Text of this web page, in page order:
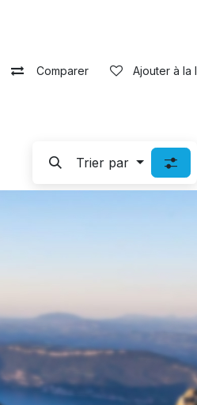
Comparer Ajouter à la
Trier par